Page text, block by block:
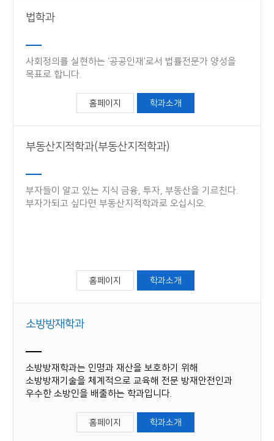
법학과
사회정의를 실현하는 ‘공공인재’로서 법률전문가 양성을
목표로 합니다.
홈페이지 학과소개
부동산지적학과(부동산지적학과)
부자들이 알고 있는 지식 금융, 투자, 부동산을 기르친다.
부자가되고 싶다면 부동산지적학과로 오십시오.
홈페이지 학과소개
소방방재학과
소방방재학과는 인명과 재산을 보호하기 위해
소방방재기술을 체계적으로 교육해 전문 방재안전인과
우수한 소방인을 배출하는 학과입니다.
홈페이지 학과소개